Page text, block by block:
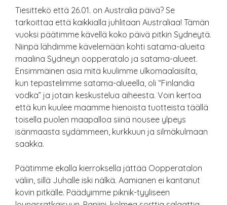
Tiesittekö että 26.01. on Australia päivä? Se
tarkoittaa että kaikkialla juhlitaan Australiaa! Tämän
vuoksi päätimme kävellä koko päivä pitkin Sydneytä.
Niinpä lähdimme kävelemään kohti satama-alueita
maalina Sydneyn oopperatalo ja satama-alueet.
Ensimmäinen asia mitä kuulimme ulkomaalaisilta,
kun tepastelimme satama-alueella, oli “Finlandia
vodka” ja jotain keskustelua aiheesta. Voin kertoa
että kun kuulee maamme hienoista tuotteista täällä
toisella puolen maapalloa siinä nousee ylpeys
isänmaasta sydämmeen, kurkkuun ja silmäkulmaan
saakka.
Päätimme ekalla kierroksella jättää Oopperatalon
väliin, sillä Juhalle iski nälkä. Aamianen ei kantanut
kovin pitkälle. Päädyimme piknik-tyyliseen